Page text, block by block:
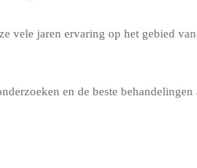
vele jaren ervaring op het gebied
en de beste